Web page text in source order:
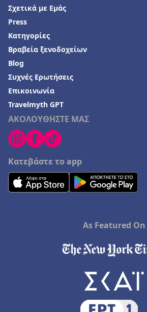
ΑΚΟΛΟΥΘΗΣΤΕ ΜΑΣ
Κατεβάστε το app
Σχετικά με Εμάς
Press
Κατηγορίες
Βραβεία ξενοδοχείων
Blog
Συχνές Ερωτήσεις
Επικοινωνία
Travelmyth GPT
As Featured On